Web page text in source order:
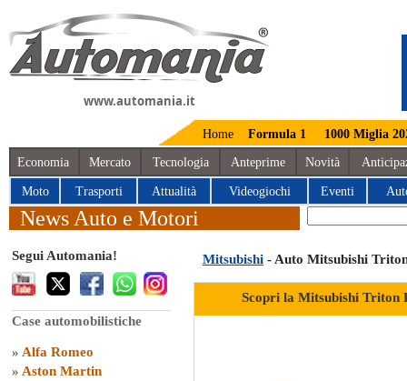
www.automania.it
Home Formula 1 1000 Miglia
Economia Mercato Tecnologia Anteprime Novità
Moto Trasporti Attualità Videogiochi Eventi
News Auto e Motori
Segui Automania!
Case automobilistiche
» Alfa Romeo
» Aston Martin
Mitsubishi - Auto Mitsubishi
Scopri la Mitsubishi Triton